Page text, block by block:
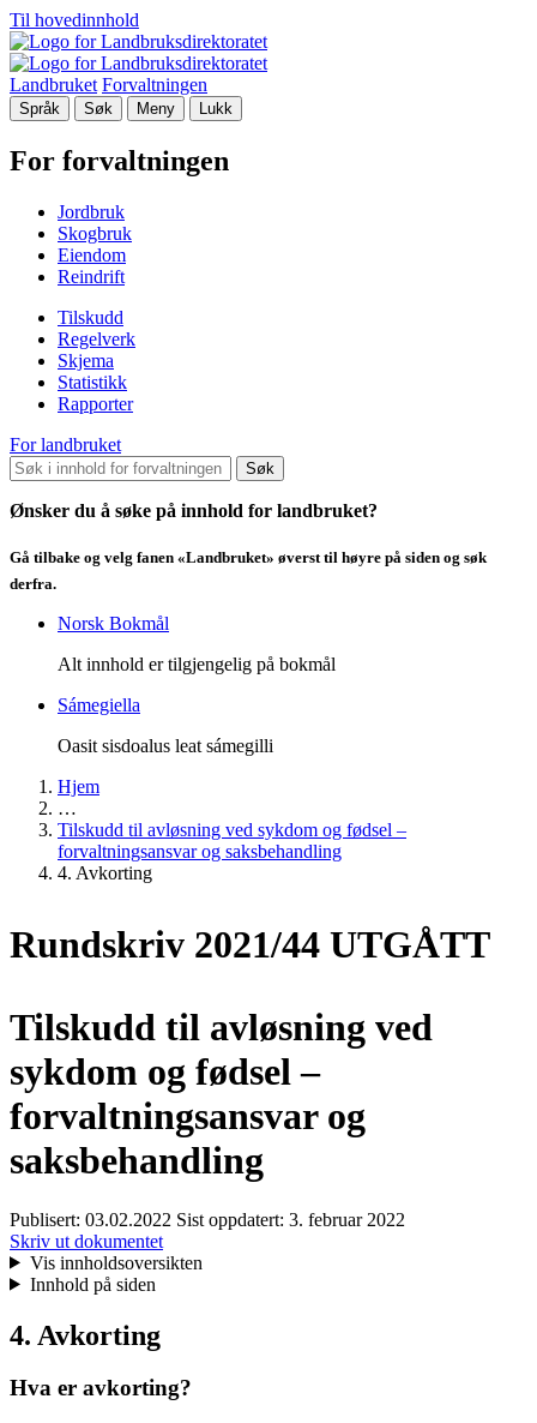
Til hovedinnhold
Landbruket Forvaltningen
Språk Søk Meny Lukk
For forvaltningen
Jordbruk
Skogbruk
Eiendom
Reindrift
Tilskudd
Regelverk
Skjema
Statistikk
Rapporter
For landbruket
Søk
Ønsker du å søke på innhold for landbruket?
Gå tilbake og velg fanen «Landbruket» øverst til høyre på siden og søk
derfra.
Norsk Bokmål
Alt innhold er tilgjengelig på bokmål
Sámegiella
Oasit sisdoalus leat sámegilli
Hjem
…
Tilskudd til avløsning ved sykdom og fødsel –
forvaltningsansvar og saksbehandling
4. Avkorting
Rundskriv 2021/44 UTGÅTT
Tilskudd til avløsning ved
sykdom og fødsel –
forvaltningsansvar og
saksbehandling
Publisert: 03.02.2022 Sist oppdatert: 3. februar 2022
Skriv ut dokumentet
Vis innholdsoversikten
Innhold på siden
4. Avkorting
Hva er avkorting?